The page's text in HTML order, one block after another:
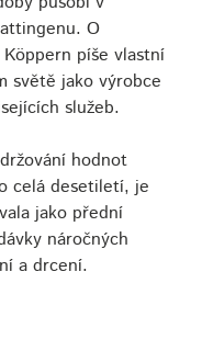
O
píše vlastní
světě jako výrobce
služeb.
hodnot
celá desetiletí, je
jako přední
náročných
a drcení.